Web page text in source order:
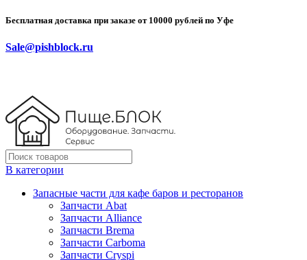
Бесплатная доставка при заказе от 10000 рублей по Уфе
Sale@pishblock.ru
В категории
Запасные части для кафе баров и ресторанов
Запчасти Abat
Запчасти Alliance
Запчасти Brema
Запчасти Carboma
Запчасти Cryspi